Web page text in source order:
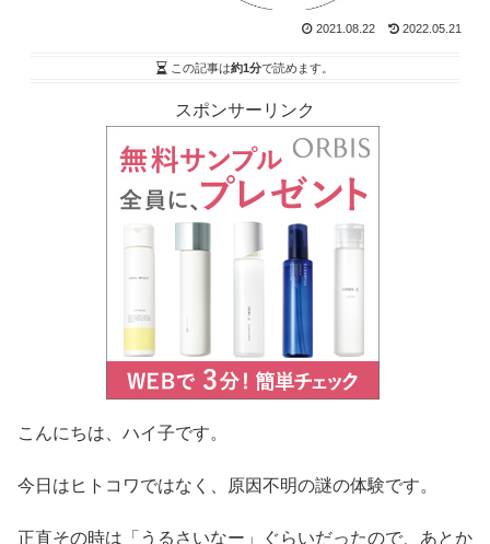
2021.08.22 2022.05.21
この記事は約1分で読めます。
スポンサーリンク
こんにちは、ハイ子です。
今日はヒトコワではなく、原因不明の謎の体験です。
正直その時は「うるさいなー」ぐらいだったので、あとか